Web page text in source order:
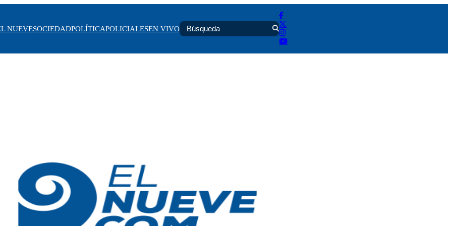
NUEVESOCIEDADPOLÍTICAPOLICIALESEN VIVO